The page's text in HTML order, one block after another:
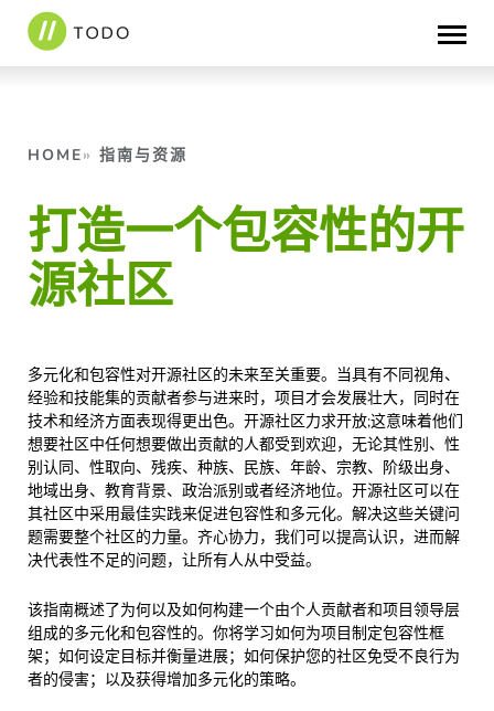
跳
至
内
HOME 指南与资源
打造一个包容性的开
源社区
多元化和包容性对开源社区的未来至关重要。当具有不同视角、
经验和技能集的贡献者参与进来时，项目才会发展壮大，同时在
技术和经济方面表现得更出色。开源社区力求开放;这意味着他们
想要社区中任何想要做出贡献的人都受到欢迎，无论其性别、性
别认同、性取向、残疾、种族、民族、年龄、宗教、阶级出身、
地域出身、教育背景、政治派别或者经济地位。开源社区可以在
其社区中采用最佳实践来促进包容性和多元化。解决这些关键问
题需要整个社区的力量。齐心协力，我们可以提高认识，进而解
决代表性不足的问题，让所有人从中受益。
该指南概述了为何以及如何构建一个由个人贡献者和项目领导层
组成的多元化和包容性的。你将学习如何为项目制定包容性框
架；如何设定目标并衡量进展；如何保护您的社区免受不良行为
者的侵害；以及获得增加多元化的策略。